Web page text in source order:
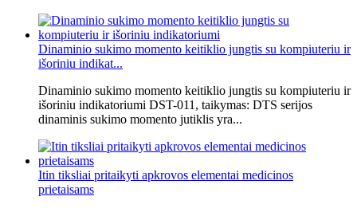
Dinaminio sukimo momento keitiklio jungtis su kompiuteriu ir
išoriniu indikat...
Dinaminio sukimo momento keitiklio jungtis su kompiuteriu ir
išoriniu indikatoriumi DST-011, taikymas: DTS serijos
dinaminis sukimo momento jutiklis yra...
Itin tiksliai pritaikyti apkrovos elementai medicinos
prietaisams